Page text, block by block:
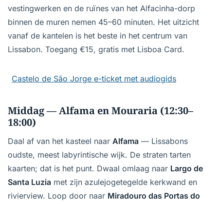
vestingwerken en de ruïnes van het Alfacinha-dorp
binnen de muren nemen 45–60 minuten. Het uitzicht
vanaf de kantelen is het beste in het centrum van
Lissabon. Toegang €15, gratis met Lisboa Card.
Castelo de São Jorge e-ticket met audiogids
Middag — Alfama en Mouraria (12:30–
18:00)
Daal af van het kasteel naar Alfama — Lissabons
oudste, meest labyrintische wijk. De straten tarten
kaarten; dat is het punt. Dwaal omlaag naar Largo de
Santa Luzia met zijn azulejogetegelde kerkwand en
rivierview. Loop door naar Miradouro das Portas do